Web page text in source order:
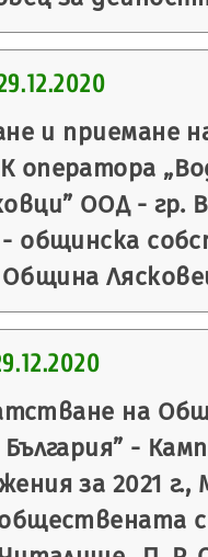
и приемане
оператора
ООД - гр.
общинска
на
-
за 2021 г.,